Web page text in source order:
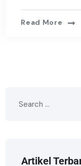
Read More
Artikel